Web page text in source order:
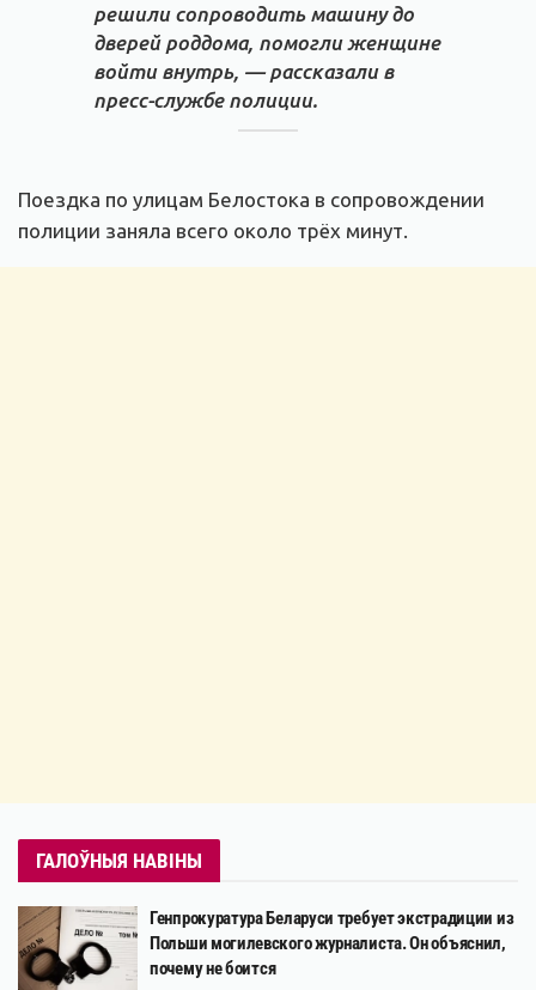
решили сопроводить машину до
дверей роддома, помогли женщине
войти внутрь, — рассказали в
пресс-службе полиции.
Поездка по улицам Белостока в сопровождении
полиции заняла всего около трёх минут.
ГАЛОЎНЫЯ НАВІНЫ
Генпрокуратура Беларуси требует экстрадиции из
Польши могилевского журналиста. Он объяснил,
почему не боится